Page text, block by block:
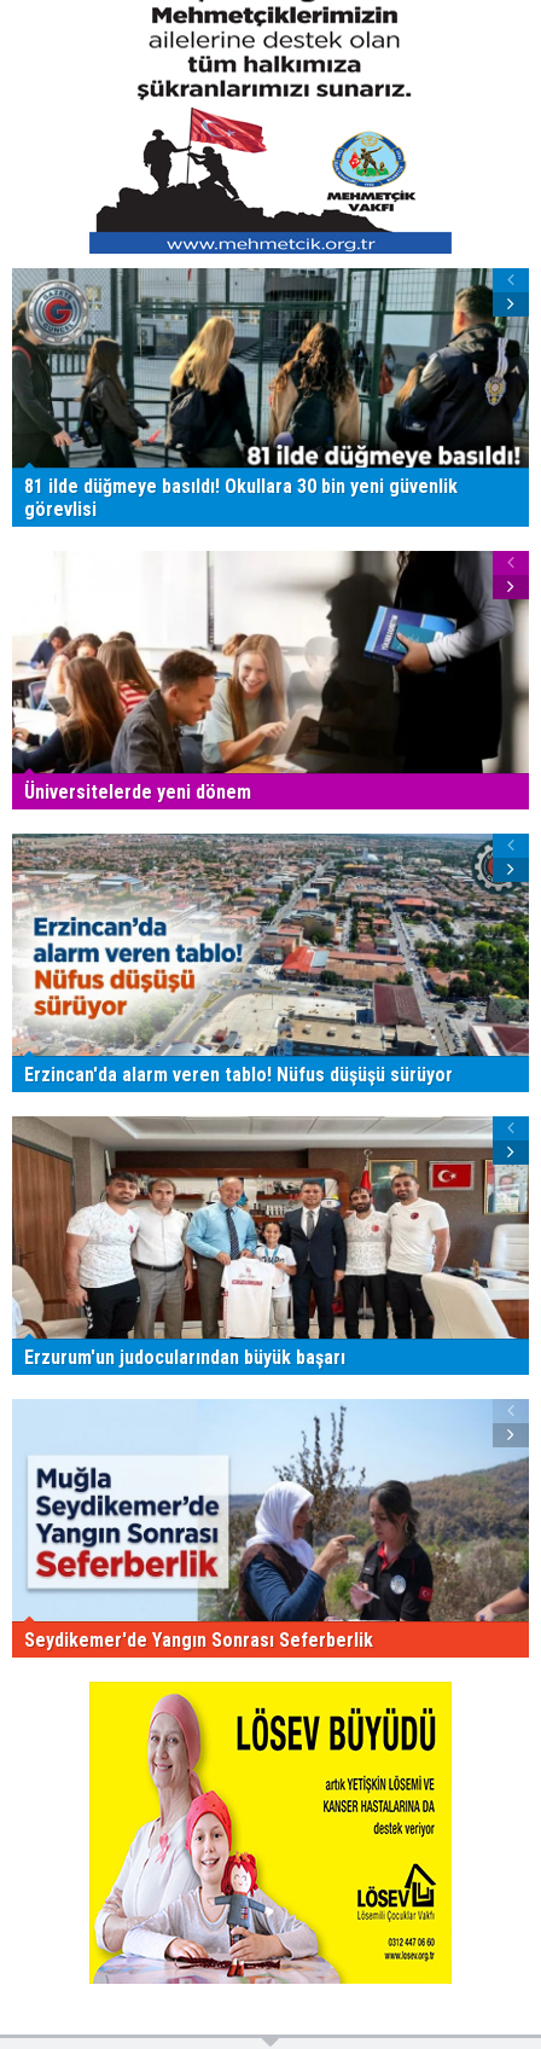
81 ilde düğmeye basıldı! Okullara 30 bin yeni güvenlik
görevlisi
Üniversitelerde yeni dönem
Erzincan'da alarm veren tablo! Nüfus düşüşü sürüyor
Erzurum'un judocularından büyük başarı
Seydikemer'de Yangın Sonrası Seferberlik